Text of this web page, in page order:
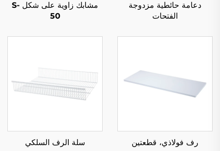
دعامة حائطية مزدوجة
الفتحات
مشابك زاوية على شكل S-
50
رف فولاذي، قطعتين سلة الرف السلكي